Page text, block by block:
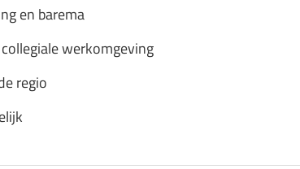
en barema
werkomgeving
regio